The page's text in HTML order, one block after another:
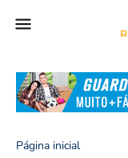
Página inicial